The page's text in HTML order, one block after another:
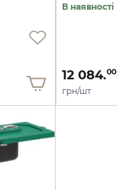
В наявності
12 084.00
грн/шт